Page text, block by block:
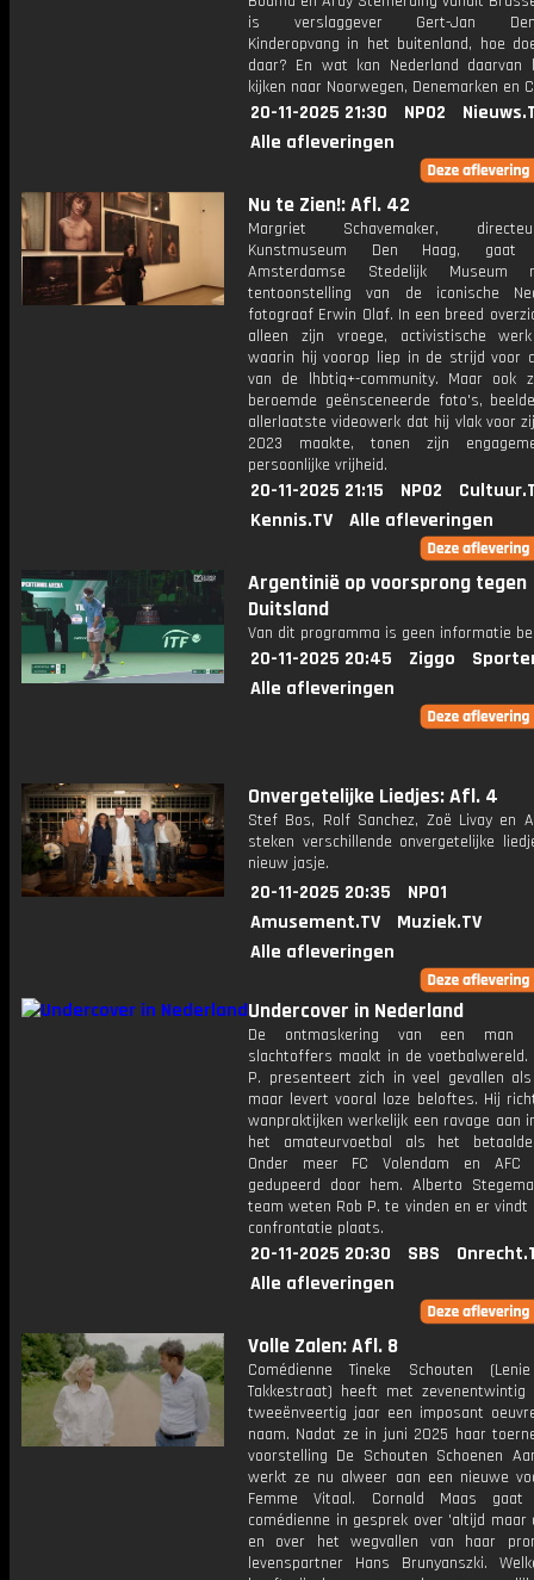
is verslaggever Gert-Jan
Kinderopvang in het buitenland, hoe
daar? En wat kan Nederland daarvan
kijken naar Noorwegen, Denemarken en
20-11-2025 21:30 NPO2
Alle afleveringen
Nu te Zien!: Afl. 42
Margriet Schavemaker,
Kunstmuseum Den Haag,
Amsterdamse Stedelijk Museum
tentoonstelling van de iconische
fotograaf Erwin Olaf. In een breed
alleen zijn vroege, activistische
waarin hij voorop liep in de strijd voor
van de lhbtiq+-community. Maar ook
beroemde geënsceneerde foto's,
allerlaatste videowerk dat hij vlak voor
2023 maakte, tonen zijn
persoonlijke vrijheid.
20-11-2025 21:15 NPO2
Kennis.TV
Alle afleveringen
Argentinië op voorsprong tegen
Duitsland
Van dit programma is geen informatie
20-11-2025 20:45 Ziggo
Alle afleveringen
Onvergetelijke Liedjes: Afl. 4
Stef Bos, Rolf Sanchez, Zoë Livay en
steken verschillende onvergetelijke
nieuw jasje.
20-11-2025 20:35
NPO1
Amusement.TV
Muziek.TV
Alle afleveringen
Undercover in Nederland
De ontmaskering van een man
slachtoffers maakt in de voetbalwereld.
P. presenteert zich in veel gevallen
maar levert vooral loze beloftes. Hij
wanpraktijken werkelijk een ravage aan
het amateurvoetbal als het
Onder meer FC Volendam en AFC
gedupeerd door hem. Alberto
team weten Rob P. te vinden en er vindt
confrontatie plaats.
20-11-2025 20:30 SBS
Alle afleveringen
Volle Zalen: Afl. 8
Comédienne Tineke Schouten
Takkestraat) heeft met
tweeënveertig jaar een imposant
naam. Nadat ze in juni 2025 haar
voorstelling De Schouten Schoenen
werkt ze nu alweer aan een nieuwe
Femme Vitaal. Cornald Maas
comédienne in gesprek over 'altijd maar
en over het wegvallen van haar
levenspartner Hans Brunyanszki.